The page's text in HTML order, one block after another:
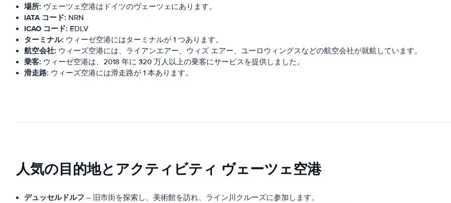
場所: ヴェーツェ空港はドイツのヴェーツェにあります。
IATA コード: NRN
ICAO コード: EDLV
ターミナル: ウィーゼ空港にはターミナルが 1 つあります。
航空会社: ウィーズ空港には、ライアンエアー、ウィズ エアー、ユーロウィングスなどの航空会社が就航しています。
乗客: ウィーゼ空港は、2018 年に 320 万人以上の乗客にサービスを提供しました。
滑走路: ウィーズ空港には滑走路が 1 本あります。
人気の目的地とアクティビティ ヴェーツェ空港
デュッセルドルフ – 旧市街を探索し、美術館を訪れ、ライン川クルーズに参加します。